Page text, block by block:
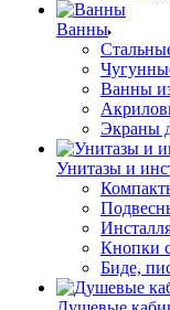
Ванны
Ванны
Экраны
Унитазы и
Кнопки
Биде,